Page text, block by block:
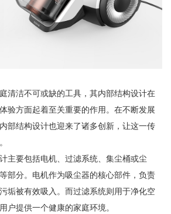
清洁不可或缺的工具，其内部结构设计在
验方面起着至关重要的作用。在不断发展
部结构设计也迎来了诸多创新，让这一传
主要包括电机、过滤系统、集尘桶或尘
部分。电机作为吸尘器的核心部件，负责
垢被有效吸入。而过滤系统则用于净化空
户提供一个健康的家庭环境。